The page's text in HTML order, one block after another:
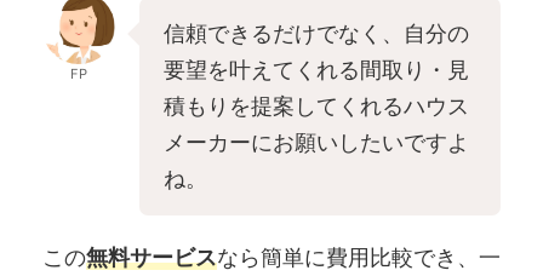
FP
信頼できるだけでなく、自分の
要望を叶えてくれる間取り・見
積もりを提案してくれるハウス
メーカーにお願いしたいですよ
ね。
この無料サービスなら簡単に費用比較でき、一